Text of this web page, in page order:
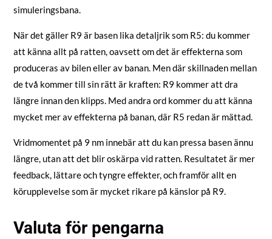
simuleringsbana.
När det gäller R9 är basen lika detaljrik som R5: du kommer
att känna allt på ratten, oavsett om det är effekterna som
produceras av bilen eller av banan. Men där skillnaden mellan
de två kommer till sin rätt är kraften: R9 kommer att dra
längre innan den klipps. Med andra ord kommer du att känna
mycket mer av effekterna på banan, där R5 redan är mättad.
Vridmomentet på 9 nm innebär att du kan pressa basen ännu
längre, utan att det blir oskärpa vid ratten. Resultatet är mer
feedback, lättare och tyngre effekter, och framför allt en
körupplevelse som är mycket rikare på känslor på R9.
Valuta för pengarna